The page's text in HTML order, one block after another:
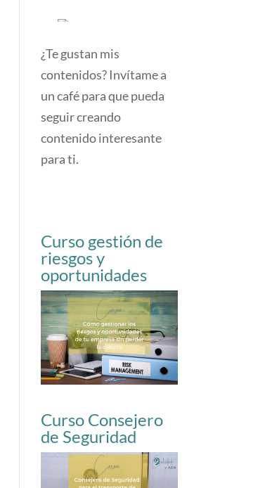
¿Te gustan mis
contenidos? Invítame a
un café para que pueda
seguir creando
contenido interesante
para ti.
Curso gestión de
riesgos y
oportunidades
Curso Consejero
de Seguridad